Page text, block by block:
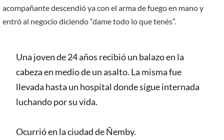
acompañante descendió ya con el arma de fuego en mano y
entró al negocio diciendo “dame todo lo que tenés”.
Una joven de 24 años recibió un balazo en la
cabeza en medio de un asalto. La misma fue
llevada hasta un hospital donde sigue internada
luchando por su vida.
Ocurrió en la ciudad de Ñemby.